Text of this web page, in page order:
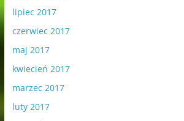
lipiec 2017
czerwiec 2017
maj 2017
kwiecień 2017
marzec 2017
luty 2017